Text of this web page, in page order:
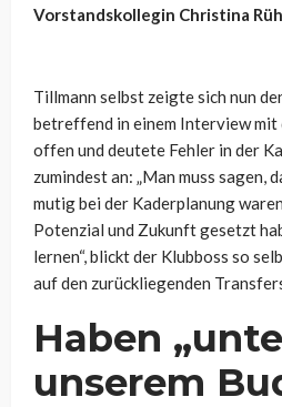
Vorstandskollegin Christina
Tillmann selbst zeigte sich nun
betreffend in einem Interview mit
offen und deutete Fehler in der
zumindest an: „Man muss sagen,
mutig bei der Kaderplanung
Potenzial und Zukunft gesetzt
lernen“, blickt der Klubboss so
auf den zurückliegenden
Haben
unserem